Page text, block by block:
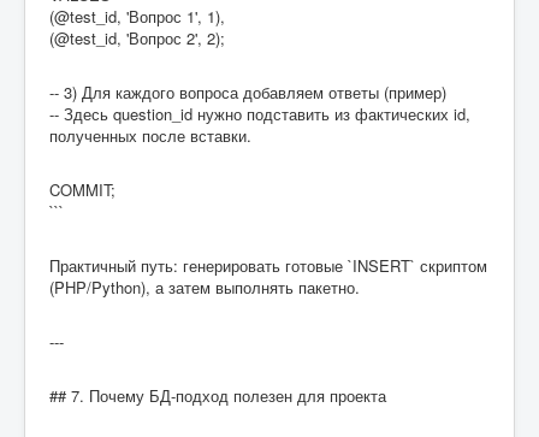
(@test_id, 'Вопрос 1', 1),
(@test_id, 'Вопрос 2', 2);
-- 3) Для каждого вопроса добавляем ответы (пример)
-- Здесь question_id нужно подставить из фактических id,
полученных после вставки.
COMMIT;
```
Практичный путь: генерировать готовые `INSERT` скриптом
(PHP/Python), а затем выполнять пакетно.
---
## 7. Почему БД-подход полезен для проекта